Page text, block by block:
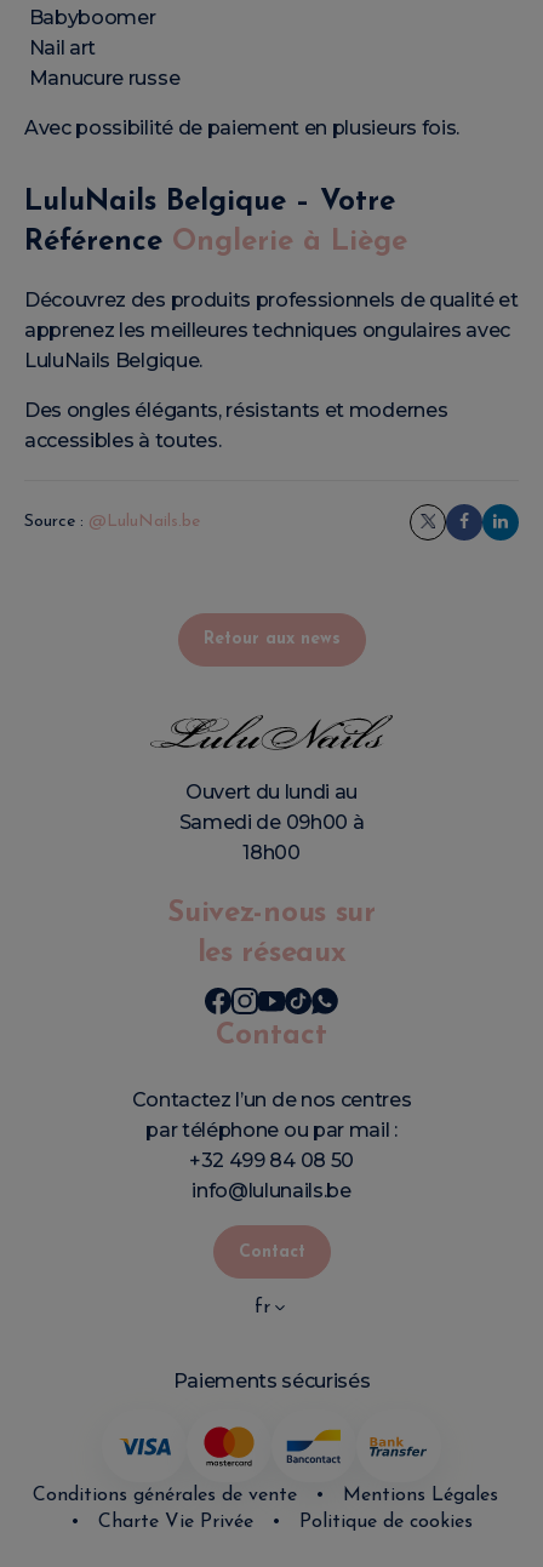
Babyboomer
Nail art
Manucure russe
Avec possibilité de paiement en plusieurs fois.
LuluNails Belgique – Votre
Référence Onglerie à Liège
Découvrez des produits professionnels de qualité et
apprenez les meilleures techniques ongulaires avec
LuluNails Belgique.
Des ongles élégants, résistants et modernes
accessibles à toutes.
Source : @LuluNails.be
Retour aux news
Ouvert du lundi au
Samedi de 09h00 à
18h00
Suivez-nous sur
les réseaux
Contact
Contactez l’un de nos centres
par téléphone ou par mail :
+32 499 84 08 50
info@lulunails.be
Contact
fr
Paiements sécurisés
Conditions générales de vente •
Mentions Légales
• Charte Vie Privée • Politique de cookies